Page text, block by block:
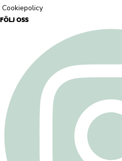
Cookiepolicy
FÖLJ OSS